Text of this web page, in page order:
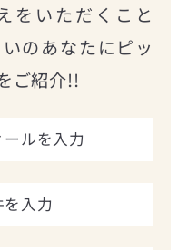
をいただくこと
のあなたにピッ
ご紹介!!
ルを入力
入力